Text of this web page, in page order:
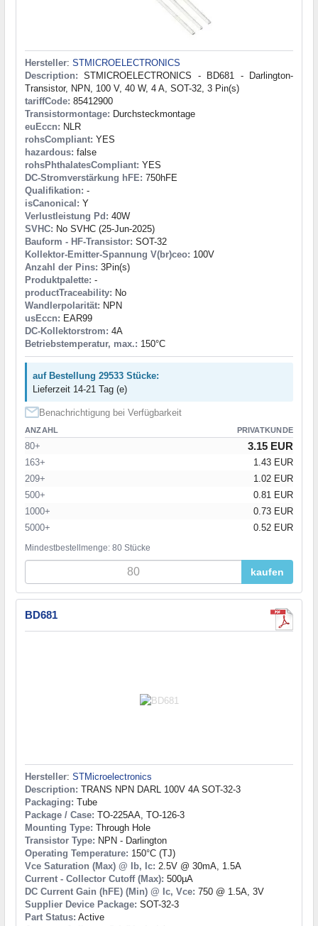
Hersteller: STMICROELECTRONICS
Description: STMICROELECTRONICS - BD681 - Darlington-
Transistor, NPN, 100 V, 40 W, 4 A, SOT-32, 3 Pin(s)
tariffCode: 85412900
Transistormontage: Durchsteckmontage
euEccn: NLR
rohsCompliant: YES
hazardous: false
rohsPhthalatesCompliant: YES
DC-Stromverstärkung hFE: 750hFE
Qualifikation: -
isCanonical: Y
Verlustleistung Pd: 40W
SVHC: No SVHC (25-Jun-2025)
Bauform - HF-Transistor: SOT-32
Kollektor-Emitter-Spannung V(br)ceo: 100V
Anzahl der Pins: 3Pin(s)
Produktpalette: -
productTraceability: No
Wandlerpolarität: NPN
usEccn: EAR99
DC-Kollektorstrom: 4A
Betriebstemperatur, max.: 150°C
auf Bestellung 29533 Stücke:
Lieferzeit 14-21 Tag (e)
Benachrichtigung bei Verfügbarkeit
ANZAHL PRIVATKUNDE
80+ 3.15 EUR
163+
1.43 EUR
209+
1.02 EUR
500+
0.81 EUR
1000+
0.73 EUR
5000+
0.52 EUR
Mindestbestellmenge: 80 Stücke
kaufen
BD681
Hersteller: STMicroelectronics
Description: TRANS NPN DARL 100V 4A SOT-32-3
Packaging: Tube
Package / Case: TO-225AA, TO-126-3
Mounting Type: Through Hole
Transistor Type: NPN - Darlington
Operating Temperature: 150°C (TJ)
Vce Saturation (Max) @ Ib, Ic: 2.5V @ 30mA, 1.5A
Current - Collector Cutoff (Max): 500µA
DC Current Gain (hFE) (Min) @ Ic, Vce: 750 @ 1.5A, 3V
Supplier Device Package: SOT-32-3
Part Status: Active